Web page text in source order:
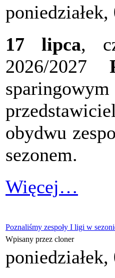
17 lipca,
2026/2027
obydwu
sezonem.
Więcej…
Poznaliśmy zespoły I ligi w
Wpisany przez cloner